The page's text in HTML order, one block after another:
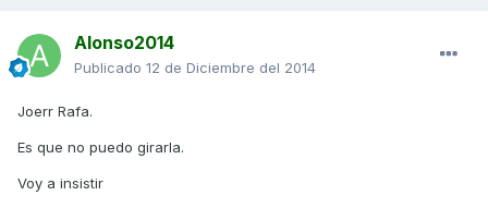
Alonso2014
Publicado 12 de Diciembre del 2014
Joerr Rafa.
Es que no puedo girarla.
Voy a insistir